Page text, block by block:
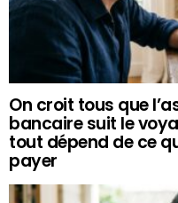
On croit tous que
bancaire suit le
tout dépend de ce
payer